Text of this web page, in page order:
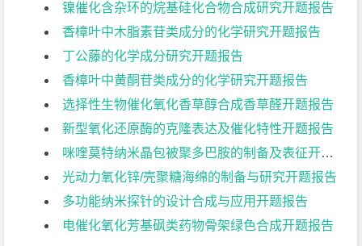
镍催化含杂环的烷基硅化合物合成研究开题报告
香樟叶中木脂素苷类成分的化学研究开题报告
丁公藤的化学成分研究开题报告
香樟叶中黄酮苷类成分的化学研究开题报告
选择性生物催化氧化香草醇合成香草醛开题报告
新型氧化还原酶的克隆表达及催化特性开题报告
咪喹莫特纳米晶包被聚多巴胺的制备及表征开题报告
光动力氧化锌/壳聚糖海绵的制备与研究开题报告
多功能纳米探针的设计合成与应用开题报告
电催化氧化芳基砜类药物骨架绿色合成开题报告